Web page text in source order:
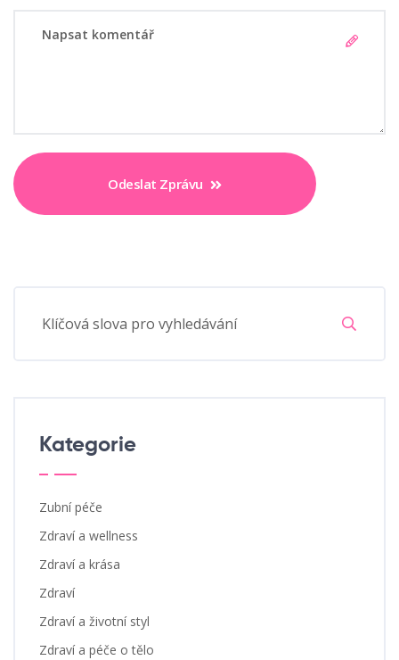
Odeslat Zprávu
Kategorie
Zubní péče
Zdraví a wellness
Zdraví a krása
Zdraví
Zdraví a životní styl
Zdraví a péče o tělo